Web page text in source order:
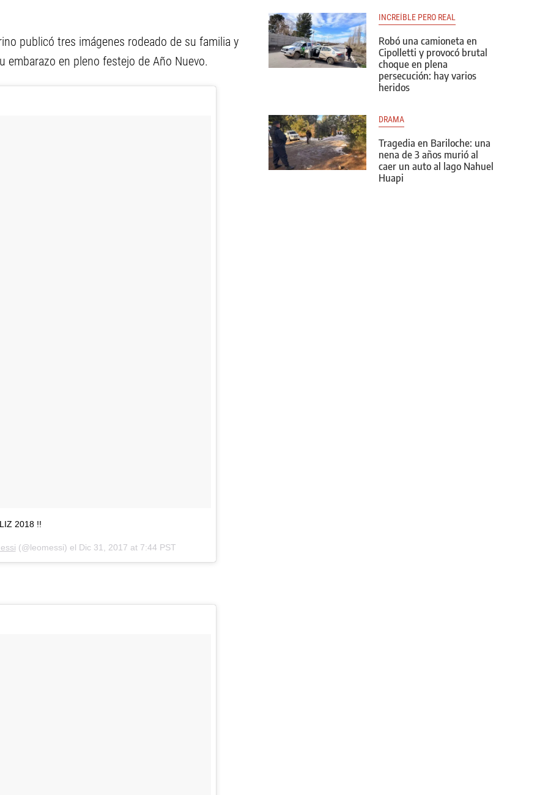
publicó tres imágenes rodeado de su familia y
en pleno festejo de Año Nuevo.
2018 !!
(@leomessi) el Dic 31, 2017 at 7:44 PST
INCREÍBLE PERO REAL
Robó una camioneta en
Cipolletti y provocó brutal
choque en plena
persecución: hay varios
heridos
DRAMA
Tragedia en Bariloche: una
nena de 3 años murió al
caer un auto al lago Nahuel
Huapi